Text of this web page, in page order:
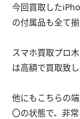
今回買取した
の付属品も全て
スマホ買取プロ
は高額で買取致し
他にもこちらの
〇の状態で、非